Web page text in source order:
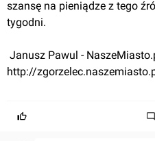
szansę na pieniądze z tego
tygodni.
Janusz Pawul -
http://